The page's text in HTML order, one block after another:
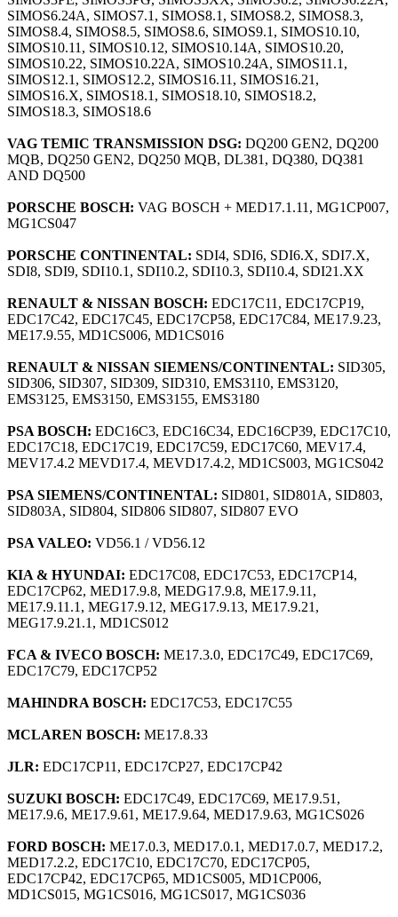
SIMOS6.24A, SIMOS7.1, SIMOS8.1, SIMOS8.2, SIMOS8.3,
SIMOS8.4, SIMOS8.5, SIMOS8.6, SIMOS9.1, SIMOS10.10,
SIMOS10.11, SIMOS10.12, SIMOS10.14A, SIMOS10.20,
SIMOS10.22, SIMOS10.22A, SIMOS10.24A, SIMOS11.1,
SIMOS12.1, SIMOS12.2, SIMOS16.11, SIMOS16.21,
SIMOS16.X, SIMOS18.1, SIMOS18.10, SIMOS18.2,
SIMOS18.3, SIMOS18.6
VAG TEMIC TRANSMISSION DSG: DQ200 GEN2, DQ200
MQB, DQ250 GEN2, DQ250 MQB, DL381, DQ380, DQ381
AND DQ500
PORSCHE BOSCH: VAG BOSCH + MED17.1.11, MG1CP007,
MG1CS047
PORSCHE CONTINENTAL: SDI4, SDI6, SDI6.X, SDI7.X,
SDI8, SDI9, SDI10.1, SDI10.2, SDI10.3, SDI10.4, SDI21.XX
RENAULT & NISSAN BOSCH: EDC17C11, EDC17CP19,
EDC17C42, EDC17C45, EDC17CP58, EDC17C84, ME17.9.23,
ME17.9.55, MD1CS006, MD1CS016
RENAULT & NISSAN SIEMENS/CONTINENTAL: SID305,
SID306, SID307, SID309, SID310, EMS3110, EMS3120,
EMS3125, EMS3150, EMS3155, EMS3180
PSA BOSCH: EDC16C3, EDC16C34, EDC16CP39, EDC17C10,
EDC17C18, EDC17C19, EDC17C59, EDC17C60, MEV17.4,
MEV17.4.2 MEVD17.4, MEVD17.4.2, MD1CS003, MG1CS042
PSA SIEMENS/CONTINENTAL: SID801, SID801A, SID803,
SID803A, SID804, SID806 SID807, SID807 EVO
PSA VALEO: VD56.1 / VD56.12
KIA & HYUNDAI: EDC17C08, EDC17C53, EDC17CP14,
EDC17CP62, MED17.9.8, MEDG17.9.8, ME17.9.11,
ME17.9.11.1, MEG17.9.12, MEG17.9.13, ME17.9.21,
MEG17.9.21.1, MD1CS012
FCA & IVECO BOSCH: ME17.3.0, EDC17C49, EDC17C69,
EDC17C79, EDC17CP52
MAHINDRA BOSCH: EDC17C53, EDC17C55
MCLAREN BOSCH: ME17.8.33
JLR: EDC17CP11, EDC17CP27, EDC17CP42
SUZUKI BOSCH: EDC17C49, EDC17C69, ME17.9.51,
ME17.9.6, ME17.9.61, ME17.9.64, MED17.9.63, MG1CS026
FORD BOSCH: ME17.0.3, MED17.0.1, MED17.0.7, MED17.2,
MED17.2.2, EDC17C10, EDC17C70, EDC17CP05,
EDC17CP42, EDC17CP65, MD1CS005, MD1CP006,
MD1CS015, MG1CS016, MG1CS017, MG1CS036